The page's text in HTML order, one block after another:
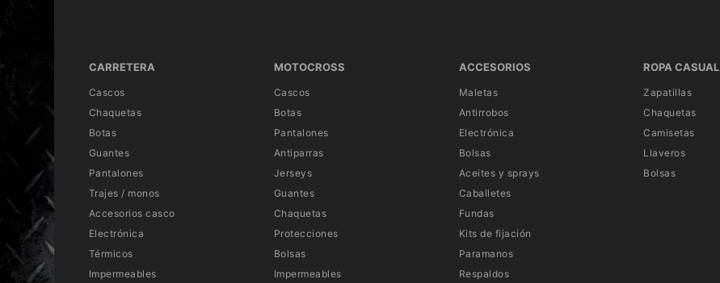
CARRETERA
Cascos
Chaquetas
Botas
Guantes
Pantalones
Trajes / monos
Accesorios casco
Electrónica
Térmicos
Impermeables
MOTOCROSS
Cascos
Botas
Pantalones
Antiparras
Jerseys
Guantes
Chaquetas
Protecciones
Bolsas
Impermeables
ACCESORIOS
Maletas
Antirrobos
Electrónica
Bolsas
Aceites y sprays
Caballetes
Fundas
Kits de fijación
Paramanos
Respaldos
ROPA CASUAL
Zapatillas
Chaquetas
Camisetas
Llaveros
Bolsas